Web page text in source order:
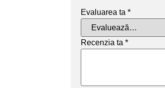
Evaluarea ta *
Recenzia ta *